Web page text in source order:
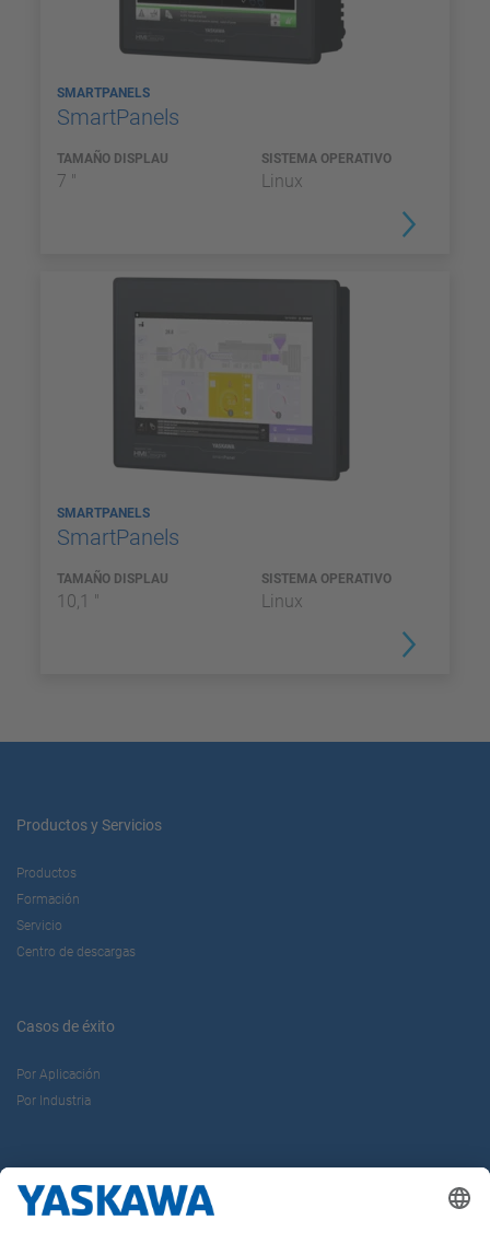
SMARTPANELS
SmartPanels
TAMAÑO DISPLAU
7 "
SISTEMA OPERATIVO
Linux
SMARTPANELS
SmartPanels
TAMAÑO DISPLAU
10,1 "
SISTEMA OPERATIVO
Linux
Productos y Servicios
Productos
Formación
Servicio
Centro de descargas
Casos de éxito
Por Aplicación
Por Industria